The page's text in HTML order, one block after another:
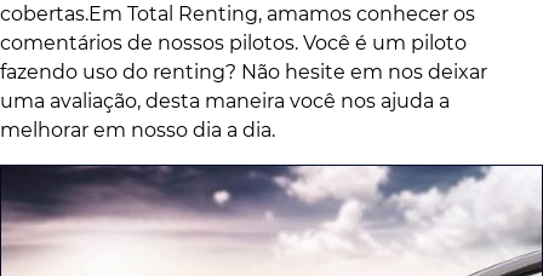
cobertas.Em Total Renting, amamos conhecer os
comentários de nossos pilotos. Você é um piloto
fazendo uso do renting? Não hesite em nos deixar
uma avaliação, desta maneira você nos ajuda a
melhorar em nosso dia a dia.